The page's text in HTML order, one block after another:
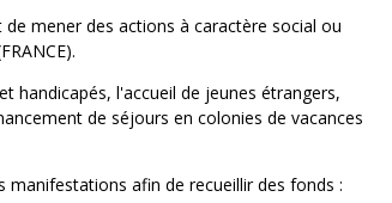
mener des actions à caractère social ou
handicapés, l'accueil de jeunes étrangers,
de séjours en colonies de vacances
manifestations afin de recueillir des fonds :